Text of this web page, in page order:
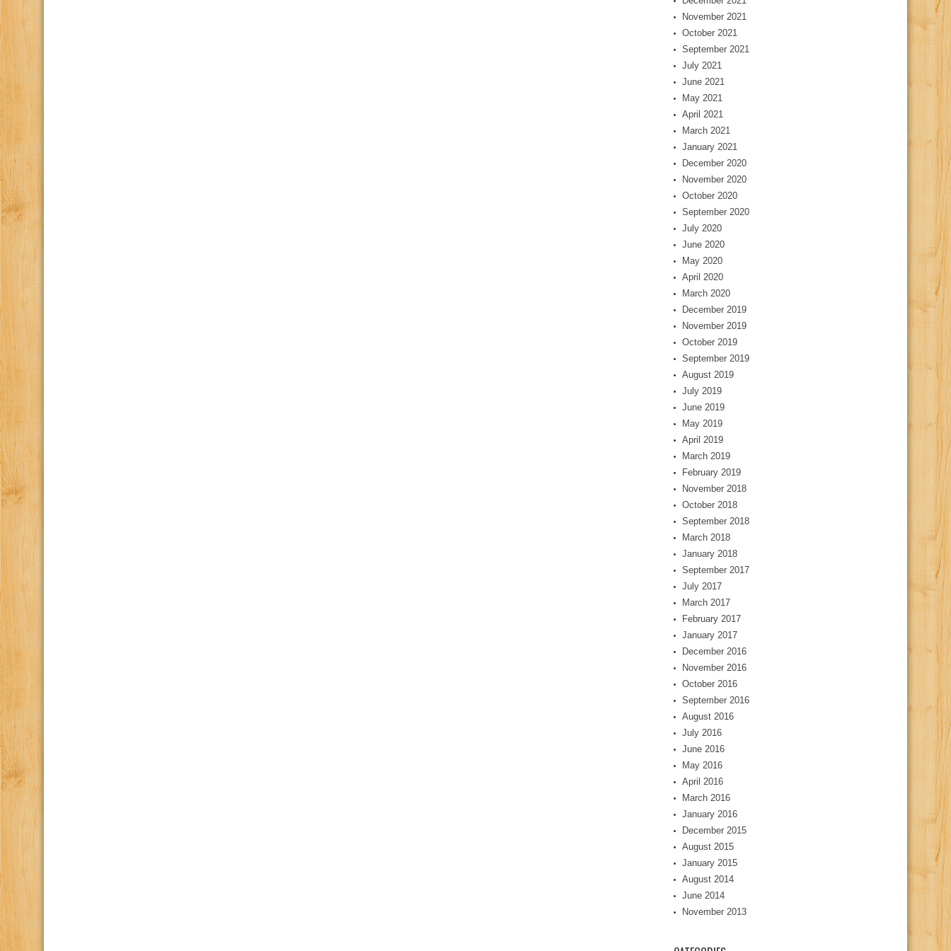
November 2021
October 2021
September 2021
July 2021
June 2021
May 2021
April 2021
March 2021
January 2021
December 2020
November 2020
October 2020
September 2020
July 2020
June 2020
May 2020
April 2020
March 2020
December 2019
November 2019
October 2019
September 2019
August 2019
July 2019
June 2019
May 2019
April 2019
March 2019
February 2019
November 2018
October 2018
September 2018
March 2018
January 2018
September 2017
July 2017
March 2017
February 2017
January 2017
December 2016
November 2016
October 2016
September 2016
August 2016
July 2016
June 2016
May 2016
April 2016
March 2016
January 2016
December 2015
August 2015
January 2015
August 2014
June 2014
November 2013